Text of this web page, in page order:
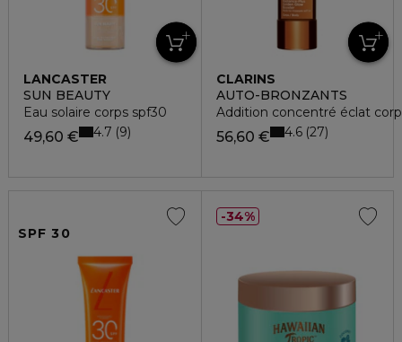
LANCASTER
SUN BEAUTY
Eau solaire corps spf30
49,60 € 4.7 9
CLARINS
AUTO-BRONZANTS
Addition concentré éclat
56,60 € 4.6 27
SPF 30
34%